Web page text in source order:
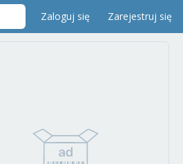
Zaloguj się Zarejestruj się